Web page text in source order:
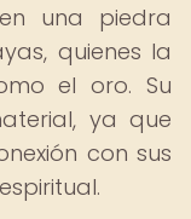
una piedra
quienes la
el oro. Su
ya que
con sus